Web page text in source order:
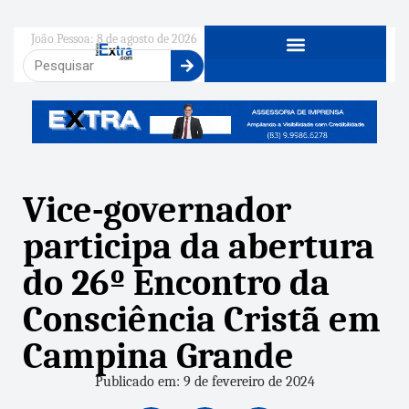
João Pessoa: 8 de agosto de 2026
Vice-governador
participa da abertura
do 26º Encontro da
Consciência Cristã em
Campina Grande
Publicado em: 9 de fevereiro de 2024